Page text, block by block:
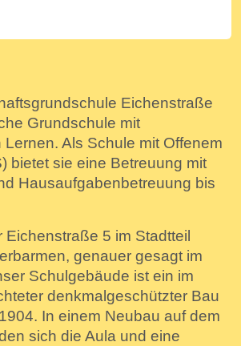
Eichenstraße
Grundschule mit
Als Schule mit Offenem
bietet sie eine Betreuung mit
Hausaufgabenbetreuung bis
Eichenstraße 5 im Stadtteil
genauer gesagt im
Schulgebäude ist ein im
denkmalgeschützter Bau
In einem Neubau auf dem
sich die Aula und eine